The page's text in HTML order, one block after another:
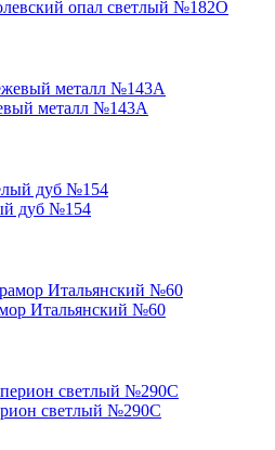
опал светлый №182О
металл №143А
дуб №154
Итальянский №60
светлый №290С